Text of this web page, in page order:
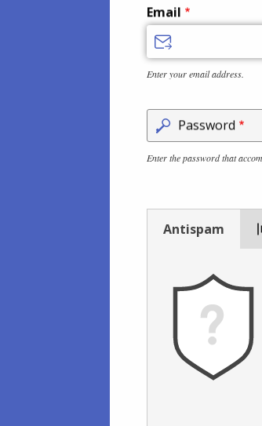
Email
Enter your email address.
Password
Enter the password that
Antispam